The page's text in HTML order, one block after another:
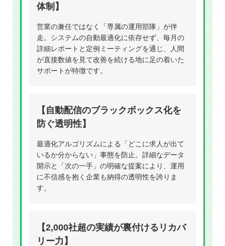
体制】
営業の兼任ではなく「専属の運用部隊」が伴
走。システムの自動最適化に依存せず、毎月の
詳細レポートと定例ミーティングを通じ、人間
が直接数値を見て改善を続ける地に足の着いた
サポートが特徴です。
【自動配信のブラックボックス化を
防ぐ透明性】
最適化アルゴリズムによる「どこに求人が出て
いるか分からない」事態を防止。詳細なデータ
開示と「次の一手」の明確な提案により、運用
に不信感を抱く企業も納得の透明性を誇りま
す。
【2,000社超の実績が裏付けるリカバ
リー力】